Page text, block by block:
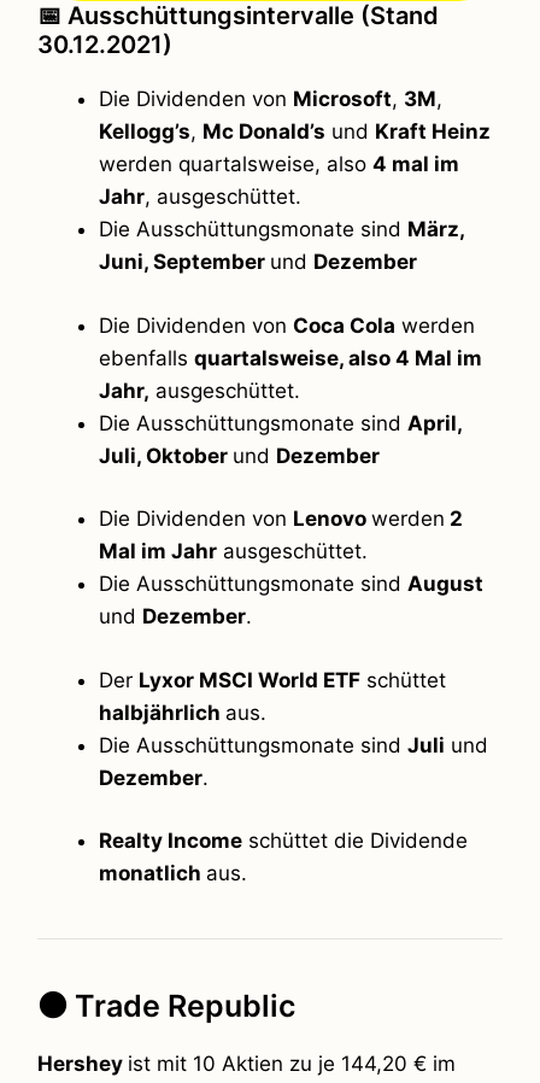
📅 Ausschüttungsintervalle (Stand
30.12.2021)
Die Dividenden von Microsoft, 3M,
Kellogg’s, Mc Donald’s und Kraft Heinz
werden quartalsweise, also 4 mal im
Jahr, ausgeschüttet.
Die Ausschüttungsmonate sind März,
Juni, September und Dezember
Die Dividenden von Coca Cola werden
ebenfalls quartalsweise, also 4 Mal im
Jahr, ausgeschüttet.
Die Ausschüttungsmonate sind April,
Juli, Oktober und Dezember
Die Dividenden von Lenovo werden 2
Mal im Jahr ausgeschüttet.
Die Ausschüttungsmonate sind August
und Dezember.
Der Lyxor MSCI World ETF schüttet
halbjährlich aus.
Die Ausschüttungsmonate sind Juli und
Dezember.
Realty Income schüttet die Dividende
monatlich aus.
⚫ Trade Republic
Hershey ist mit 10 Aktien zu je 144,20 € im